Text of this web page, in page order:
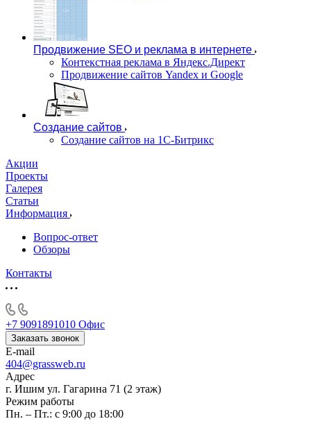
Продвижение SEO и реклама в интернете
Контекстная реклама в Яндекс.Директ
Продвижение сайтов Yandex и Google
Создание сайтов
Создание сайтов на 1С-Битрикс
Акции
Проекты
Галерея
Статьи
Информация
Вопрос-ответ
Обзоры
Контакты
+7 9091891010 Офис
Заказать звонок
E-mail
404@grassweb.ru
Адрес
г. Ишим ул. Гагарина 71 (2 этаж)
Режим работы
Пн. – Пт.: с 9:00 до 18:00